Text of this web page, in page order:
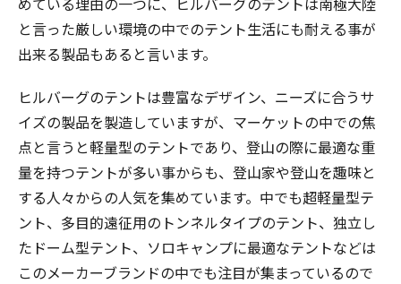
と言った厳しい環境の中でのテント生活にも耐える事が
出来る製品もあると言います。
ヒルバーグのテントは豊富なデザイン、ニーズに合うサ
イズの製品を製造していますが、マーケットの中での焦
点と言うと軽量型のテントであり、登山の際に最適な重
量を持つテントが多い事からも、登山家や登山を趣味と
する人々からの人気を集めています。中でも超軽量型テ
ント、多目的遠征用のトンネルタイプのテント、独立し
たドーム型テント、ソロキャンプに最適なテントなどは
このメーカーブランドの中でも注目が集まっているので